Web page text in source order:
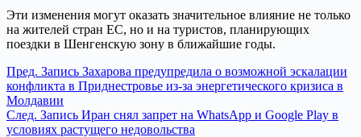
Эти изменения могут оказать значительное влияние не только
на жителей стран ЕС, но и на туристов, планирующих
поездки в Шенгенскую зону в ближайшие годы.
Пред. Запись Захарова предупредила о возможной эскалации
конфликта в Приднестровье из-за энергетического кризиса в
Молдавии
След. Запись Иран снял запрет на WhatsApp и Google Play в
условиях растущего недовольства